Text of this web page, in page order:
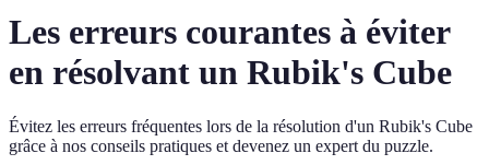
Les erreurs courantes à éviter
en résolvant un Rubik's Cube
Évitez les erreurs fréquentes lors de la résolution d'un Rubik's Cube
grâce à nos conseils pratiques et devenez un expert du puzzle.